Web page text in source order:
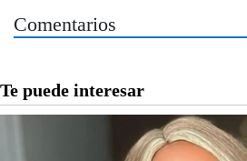
Comentarios